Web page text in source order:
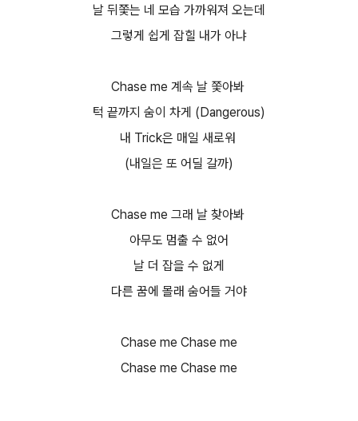
날 뒤쫓는 네 모습 가까워져 오는데
그렇게 쉽게 잡힐 내가 아냐
Chase me 계속 날 쫓아봐
턱 끝까지 숨이 차게 (Dangerous)
내 Trick은 매일 새로워
(내일은 또 어딜 갈까)
Chase me 그래 날 찾아봐
아무도 멈출 수 없어
날 더 잡을 수 없게
다른 꿈에 몰래 숨어들 거야
Chase me Chase me
Chase me Chase me